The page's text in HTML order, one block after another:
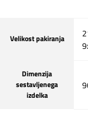
Velikost pakiranja
Dimenzija
sestavljenega
izdelka